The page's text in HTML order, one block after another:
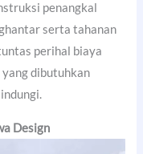
penangkal
serta tahanan
perihal biaya
yang dibutuhkan
Design